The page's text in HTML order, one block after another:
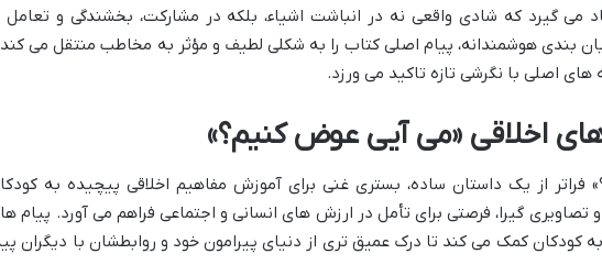
می گیرد که شادی واقعی نه در انباشت اشیاء، بلکه در مشارکت، بخشندگی و تعامل
بندی هوشمندانه، پیام اصلی کتاب را به شکلی لطیف و مؤثر به مخاطب منتقل می
اصلی با نگرشی تازه تاکید می ورزد.
اخلاقی «می آیی عوض کنیم؟»
از یک داستان ساده، بستری غنی برای آموزش مفاهیم اخلاقی پیچیده به
تصاویری گیرا، فرصتی برای تأمل در ارزش های انسانی و اجتماعی فراهم می آورد. پیام
کودکان کمک می کند تا درک عمیق تری از دنیای پیرامون خود و روابطشان با دیگران